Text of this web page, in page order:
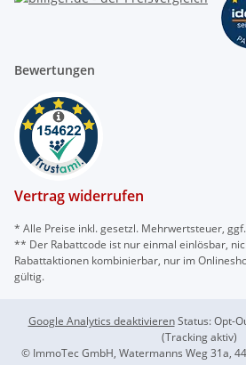
Bewertungen
Vertrag widerrufen
* Alle Preise inkl. gesetzl. Mehrwertsteuer,
** Der Rabattcode ist nur einmal einlösbar,
Rabattaktionen kombinierbar, nur im
gültig.
Google Analytics deaktivieren Status: Opt-
(Tracking aktiv)
© ImmoTec GmbH, Watermanns Weg 31a,